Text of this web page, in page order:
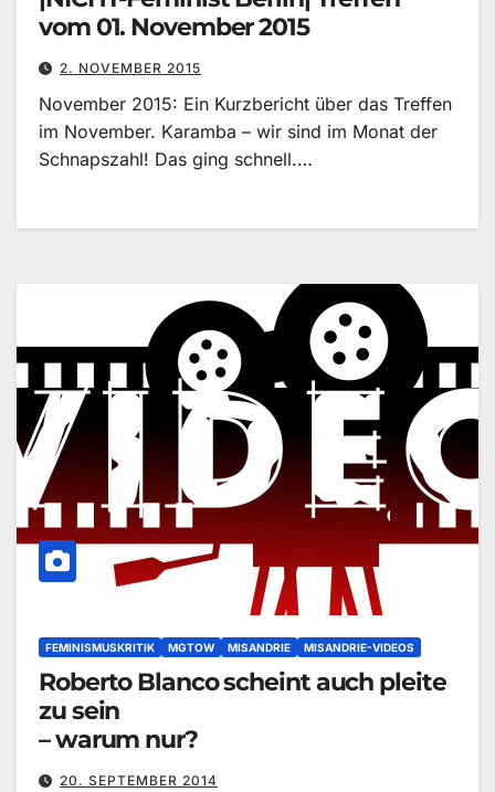
vom 01. November 2015
2. NOVEMBER 2015
November 2015: Ein Kurzbericht über das Treffen
im November. Karamba – wir sind im Monat der
Schnapszahl! Das ging schnell.…
FEMINISMUSKRITIK MGTOW MISANDRIE MISANDRIE-VIDEOS
Roberto Blanco scheint auch pleite
zu sein
– warum nur?
20. SEPTEMBER 2014